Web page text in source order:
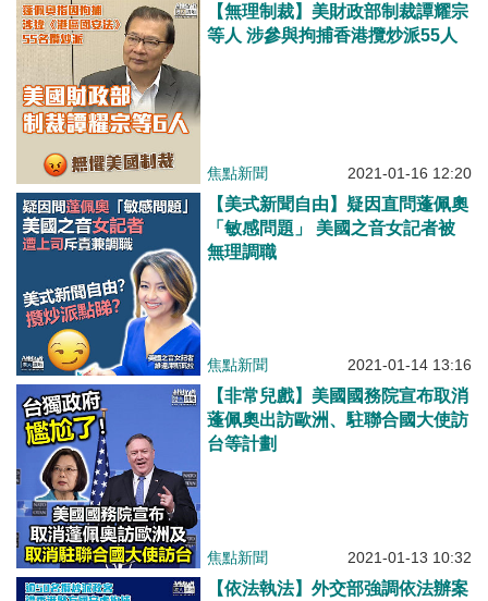
【無理制裁】美財政部制裁譚耀宗
等人 涉參與拘捕香港攬炒派55人
焦點新聞 2021-01-16 12:20
【美式新聞自由】疑因直問蓬佩奧
「敏感問題」 美國之音女記者被
無理調職
焦點新聞 2021-01-14 13:16
【非常兒戲】美國國務院宣布取消
蓬佩奧出訪歐洲、駐聯合國大使訪
台等計劃
焦點新聞 2021-01-13 10:32
【依法執法】外交部強調依法辦案